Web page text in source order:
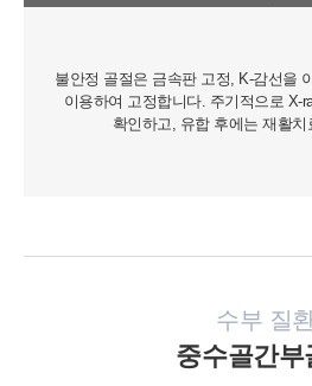
불안정 골절은 금속판 고정, K-감선을
이용하여 고정합니다. 주기적으로 X-
확인하고, 유합 후에는 재활
수부 질
중수골간부